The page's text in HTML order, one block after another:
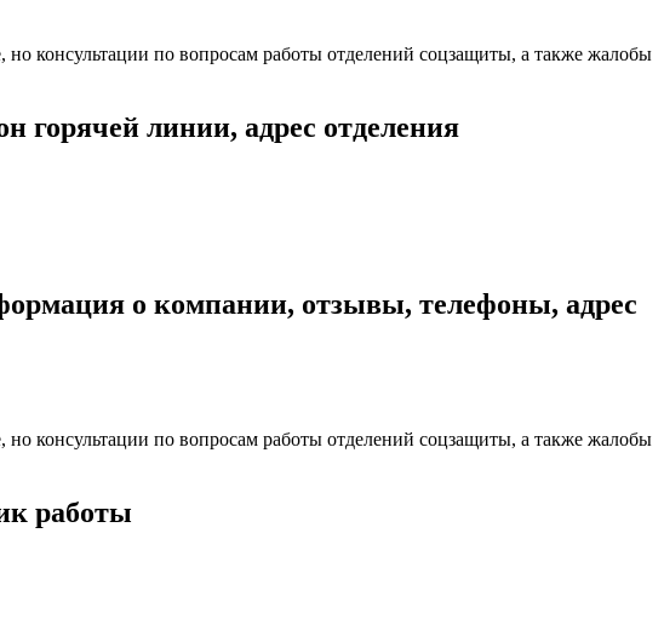
консультации по вопросам работы отделений соцзащиты, а также жалобы
линии, адрес отделения
о компании, отзывы, телефоны, адрес
консультации по вопросам работы отделений соцзащиты, а также жалобы
работы